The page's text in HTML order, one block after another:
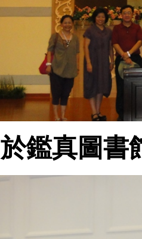
於鑑真圖書